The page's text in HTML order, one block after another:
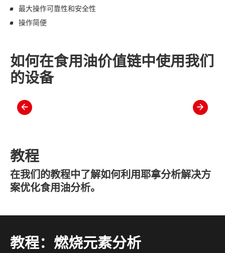
最大操作可靠性和安全性
操作简便
如何在食用油价值链中使用我们
的设备
slide
slide
教程
在我们的教程中了解如何利用耶拿分析解决方
案优化食用油分析。
教程：燃烧元素分析